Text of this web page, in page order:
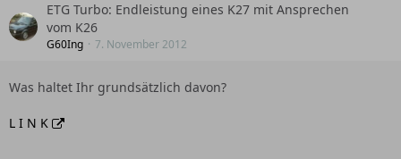
ETG Turbo: Endleistung eines K27 mit Ansprechen
vom K26
G60Ing 7. November 2012
Was haltet Ihr grundsätzlich davon?
L I N K